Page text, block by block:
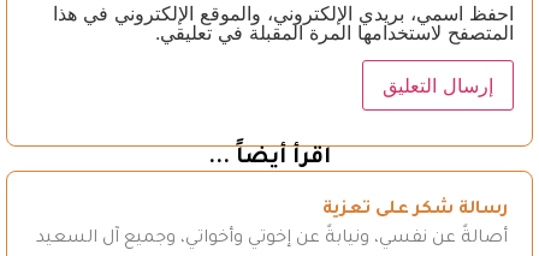
احفظ اسمي، بريدي الإلكتروني، والموقع الإلكتروني في هذا
المتصفح لاستخدامها المرة المقبلة في تعليقي.
اقرأ أيضاً ...
رسالة شكر على تعزية
أصالةً عن نفسي، ونيابةً عن إخوتي وأخواتي، وجميع آل السعيد